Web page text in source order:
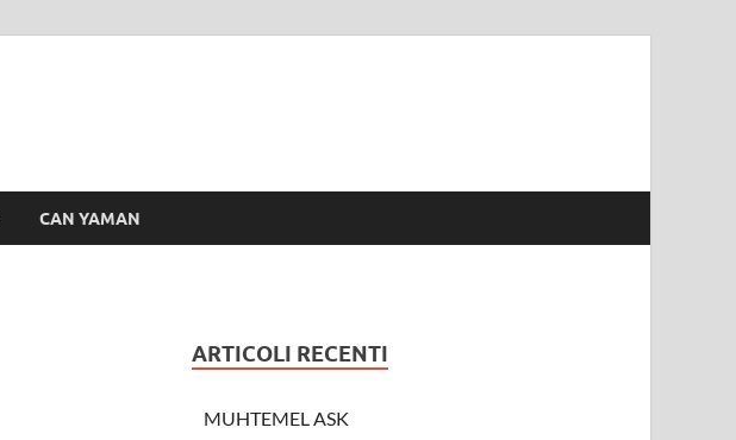
CAN YAMAN
ARTICOLI RECENTI
MUHTEMEL ASK